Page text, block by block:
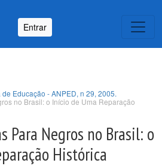
Entrar
Educação - ANPED, n 29, 2005.
no Brasil: o Início de Uma Reparação
Para Negros no Brasil: o
Histórica